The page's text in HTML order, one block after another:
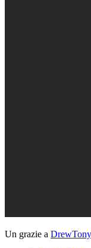
Un grazie a